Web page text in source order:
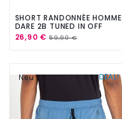
SHORT RANDONNÉE HOMME
DARE 2B TUNED IN OFF
BEAT STELLAR BLUE
26,90 € 59,90 €
DEAL!
Neu